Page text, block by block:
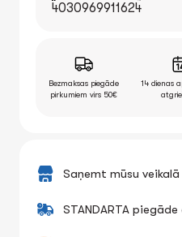
4030969911624
Bezmaksas piegāde
pirkumiem virs 50€
14 dienas
Saņemt mūsu veikalā
STANDARTA